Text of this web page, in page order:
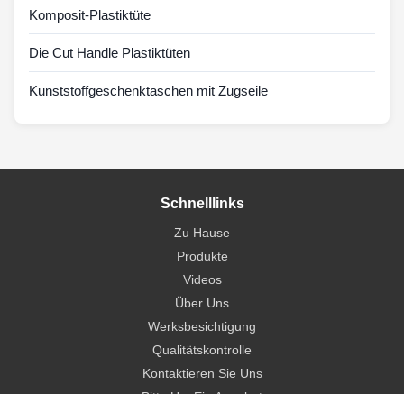
Komposit-Plastiktüte
Die Cut Handle Plastiktüten
Kunststoffgeschenktaschen mit Zugseile
Schnelllinks
Zu Hause
Produkte
Videos
Über Uns
Werksbesichtigung
Qualitätskontrolle
Kontaktieren Sie Uns